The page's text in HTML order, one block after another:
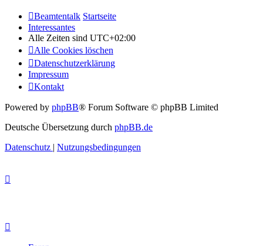
Beamtentalk Startseite
Interessantes
Alle Zeiten sind UTC+02:00
Alle Cookies löschen
Datenschutzerklärung
Impressum
Kontakt
Powered by phpBB® Forum Software © phpBB Limited
Deutsche Übersetzung durch phpBB.de
Datenschutz | Nutzungsbedingungen